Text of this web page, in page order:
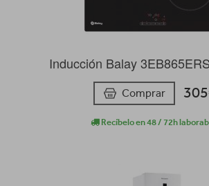
Inducción Balay
Comprar
Recíbelo en 48 / 72h